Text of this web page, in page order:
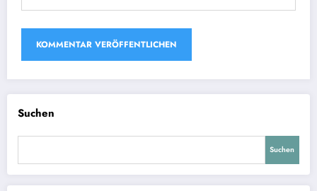
Suchen
Suchen